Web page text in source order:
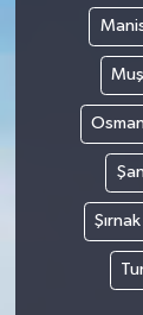
Muş
Şırnak